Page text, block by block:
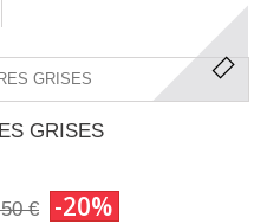
GRISES
€ -20%